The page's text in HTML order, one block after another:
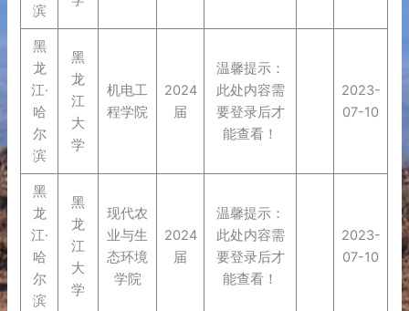
滨
黑
龙
江·
哈
尔
滨
黑
龙
江
大
学
机电工
程学院
2024
届
温馨提示：
此处内容需
要登录后才
能查看！
2023-
07-10
黑
龙
江·
哈
尔
滨
黑
龙
江
大
学
现代农
业与生
态环境
学院
2024
届
温馨提示：
此处内容需
要登录后才
能查看！
2023-
07-10